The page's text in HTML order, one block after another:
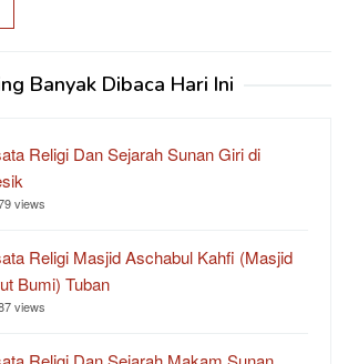
Banyak Dibaca Hari Ini
Religi Dan Sejarah Sunan Giri di
views
Religi Masjid Aschabul Kahfi (Masjid
Bumi) Tuban
views